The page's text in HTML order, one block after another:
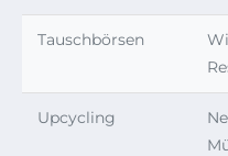
Tauschbörsen
Upcycling